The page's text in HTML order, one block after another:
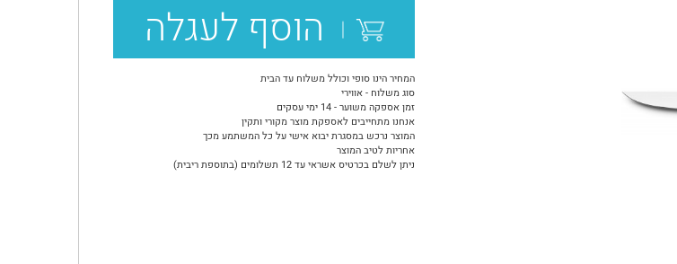
הוסף לעגלה
המחיר הינו סופי וכולל משלוח עד הבית
סוג משלוח - אווירי
זמן אספקה משוער - 14 ימי עסקים
אנחנו מתחייבים לאספקת מוצר מקורי ותקין
המוצר נרכש במסגרת יבוא אישי על כל המשתמע מכך
אחריות לטיב המוצר
ניתן לשלם בכרטיס אשראי עד 12 תשלומים (בתוספת ריבית)